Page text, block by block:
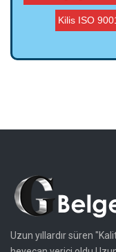
Gaziantep
Kilis ISO
Uzun yıllardır süren